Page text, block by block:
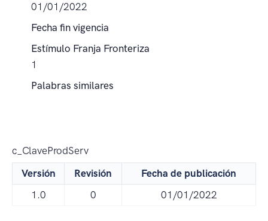
01/01/2022
Fecha fin vigencia
Estímulo Franja Fronteriza
1
Palabras similares
c_ClaveProdServ
Versión
Revisión
Fecha de publicación
1.0
0 01/01/2022